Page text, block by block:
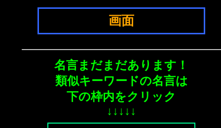
画面
名言まだまだあります！
類似キーワードの名言は
下の枠内をクリック
↓↓↓↓↓